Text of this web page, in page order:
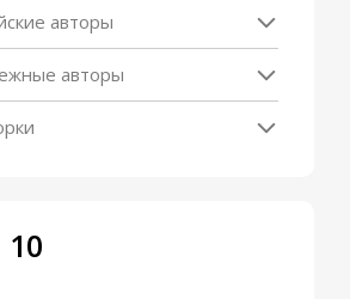
авторы
авторы